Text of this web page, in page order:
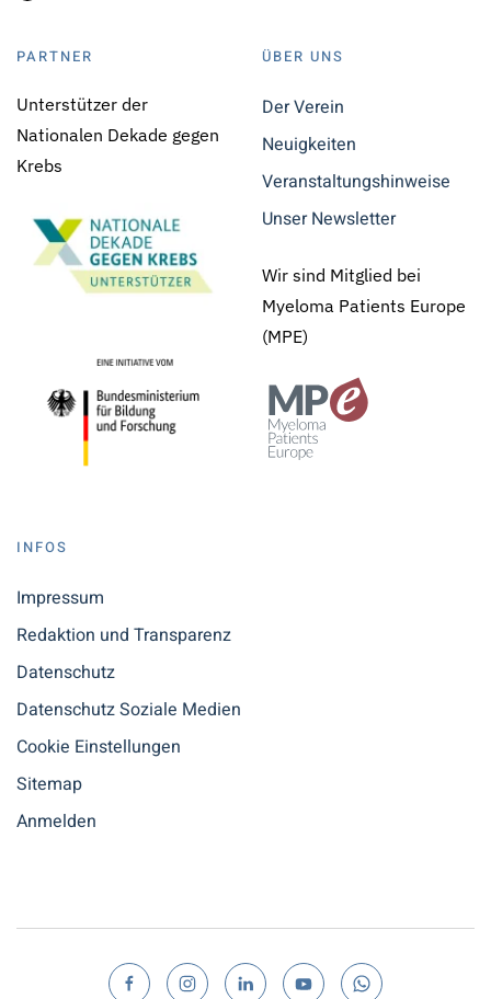
PARTNER
Unterstützer der
Nationalen Dekade gegen
Krebs
ÜBER UNS
Der Verein
Neuigkeiten
Veranstaltungshinweise
Unser Newsletter
Wir sind Mitglied bei
Myeloma Patients Europe
(MPE)
INFOS
Impressum
Redaktion und Transparenz
Datenschutz
Datenschutz Soziale Medien
Cookie Einstellungen
Sitemap
Anmelden